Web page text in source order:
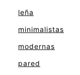
leña
minimalistas
modernas
pared